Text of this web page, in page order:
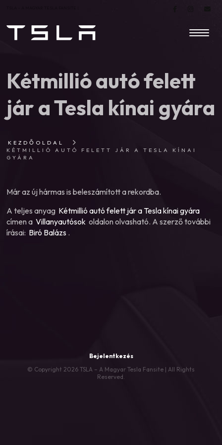
Kétmillió autó felett
jár a Tesla kínai gyára
KEZDŐOLDAL
KÉTMILLIÓ AUTÓ FELETT JÁR A TESLA KÍNAI
GYÁRA
Már az új hármas is beleszámított a rekordba.
A teljes anyag Kétmillió autó felett jár a Tesla kínai gyára
címen a Villanyautósok oldalon olvasható. A szerző további
írásai: Biró Balázs .
Bejelentkezés
© Copyright 2026 TSLA – A Magyar Tesla Fansite | All Rights
Reserved.